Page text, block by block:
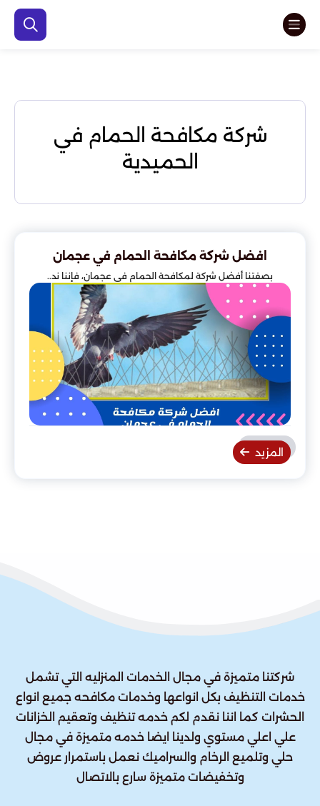
شركة مكافحة الحمام في
الحميدية
افضل شركة مكافحة الحمام في عجمان
بصفتنا أفضل شركة لمكافحة الحمام في عجمان، فإننا ند..
المزيد
شركتنا متميزة في مجال الخدمات المنزليه التي تشمل
خدمات التنظيف بكل انواعها وخدمات مكافحه جميع انواع
الحشرات كما اننا نقدم لكم خدمه تنظيف وتعقيم الخزانات
علي اعلي مستوي ولدينا ايضا خدمه متميزة في مجال
حلي وتلميع الرخام والسراميك نعمل باستمرار عروض
وتخفيضات متميزة سارع بالاتصال